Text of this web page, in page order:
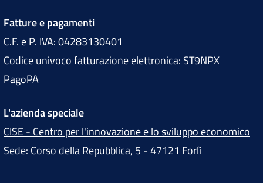
Fatture e pagamenti
C.F. e P. IVA: 04283130401
Codice univoco fatturazione elettronica: ST9NPX
PagoPA
L'azienda speciale
CISE - Centro per l'innovazione e lo sviluppo economico
Sede: Corso della Repubblica, 5 - 47121 Forlì